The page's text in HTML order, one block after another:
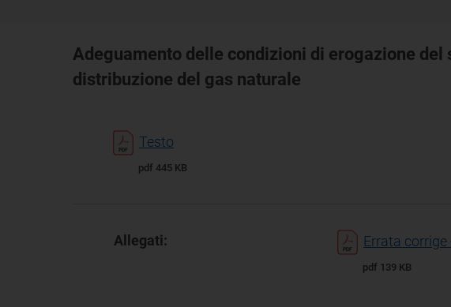
Adeguamento delle condizioni di erogazione
distribuzione del gas naturale
Testo
pdf 445 KB
Allegati: Errata
pdf 139 KB